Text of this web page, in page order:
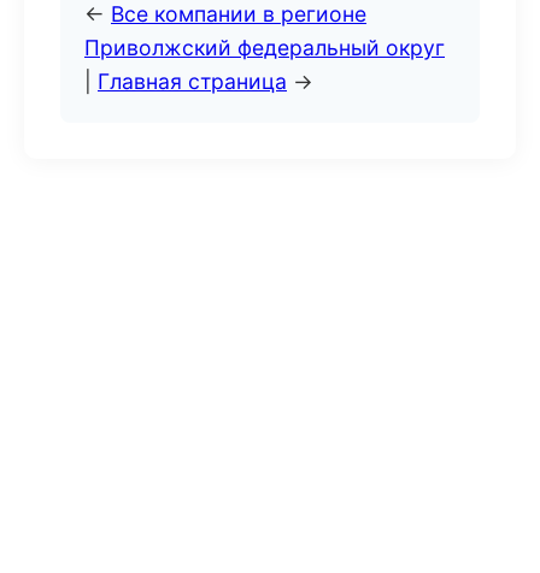
← Все компании в регионе
Приволжский федеральный округ
Главная страница →